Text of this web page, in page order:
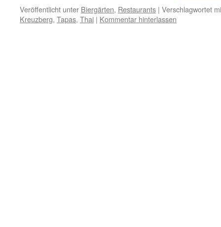
Veröffentlicht unter Biergärten, Restaurants | Verschlagwortet
Kreuzberg, Tapas, Thai | Kommentar hinterlassen